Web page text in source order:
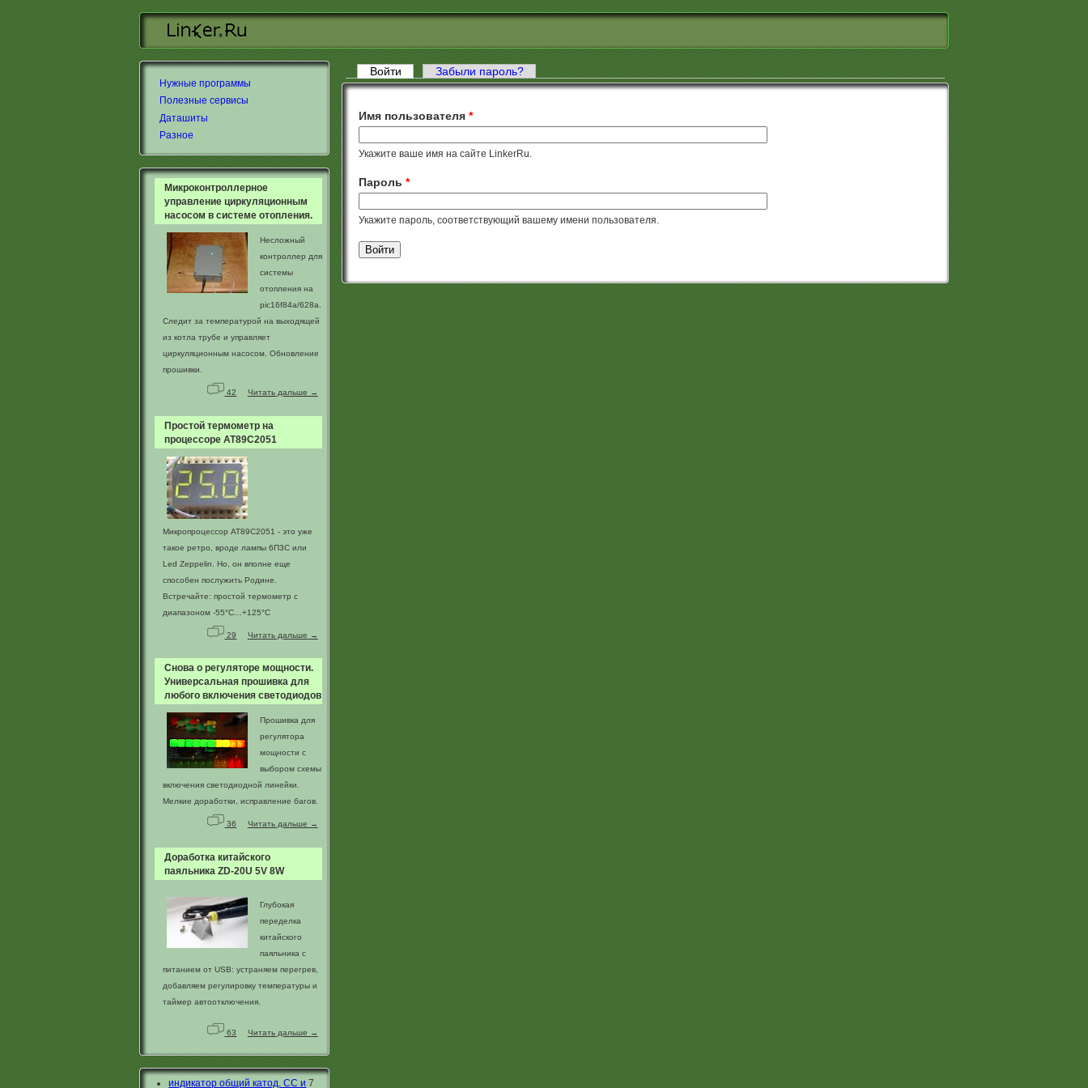
Перейти к основному содержанию
Главные вкладки
Войти (активная вкладка)
Забыли пароль?
Имя пользователя *
Укажите ваше имя на сайте LinkerRu.
Пароль *
Укажите пароль, соответствующий вашему имени пользователя.
Нужные программы
Полезные сервисы
Даташиты
Разное
Микроконтроллерное
управление циркуляционным
насосом в системе отопления.
Несложный
контроллер для
системы
отопления на
pic16f84a/628a.
Следит за температурой на выходящей
из котла трубе и управляет
циркуляционным насосом. Обновление
прошивки.
42 Читать дальше →
Простой термометр на
процессоре AT89C2051
Микропроцессор AT89C2051 - это уже
такое ретро, вроде лампы 6П3С или
Led Zeppelin. Но, он вполне еще
способен послужить Родине.
Встречайте: простой термометр с
диапазоном -55°C…+125°C
29 Читать дальше →
Снова о регуляторе мощности.
Универсальная прошивка для
любого включения светодиодов
Прошивка для
регулятора
мощности с
выбором схемы
включения светодиодной линейки.
Мелкие доработки, исправление багов.
36 Читать дальше →
Доработка китайского
паяльника ZD-20U 5V 8W
Глубокая
переделка
китайского
паяльника с
питанием от USB: устраняем перегрев,
добавляем регулировку температуры и
таймер автоотключения.
63 Читать дальше →
индикатор общий катод. СС и 7